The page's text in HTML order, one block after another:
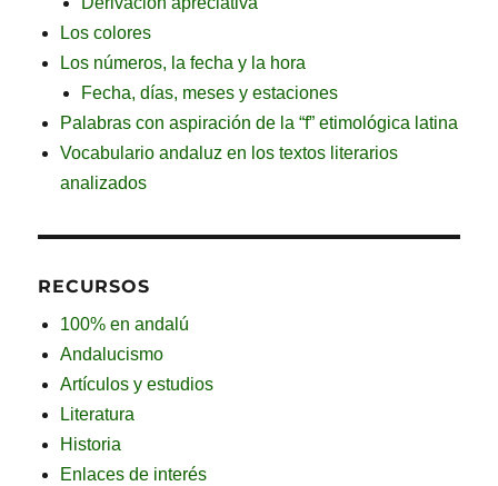
Los colores
Los números, la fecha y la hora
Fecha, días, meses y estaciones
Palabras con aspiración de la “f” etimológica latina
Vocabulario andaluz en los textos literarios
analizados
RECURSOS
100% en andalú
Andalucismo
Artículos y estudios
Literatura
Historia
Enlaces de interés